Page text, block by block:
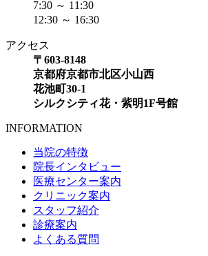
7:30 ～ 11:30
12:30 ～ 16:30
アクセス
〒603-8148
京都府京都市北区小山西
花池町30-1
シルクシティ花・紫明1F号館
INFORMATION
当院の特徴
院長インタビュー
医療センター案内
クリニック案内
スタッフ紹介
診療案内
よくある質問